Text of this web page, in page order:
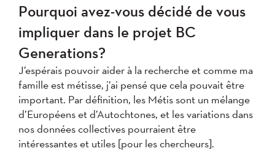
Pourquoi avez-vous décidé de vous
impliquer dans le projet BC
Generations?
J’espérais pouvoir aider à la recherche et comme ma
famille est métisse, j’ai pensé que cela pouvait être
important. Par définition, les Métis sont un mélange
d’Européens et d’Autochtones, et les variations dans
nos données collectives pourraient être
intéressantes et utiles [pour les chercheurs].